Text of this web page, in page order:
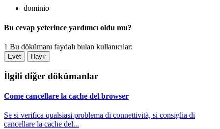
dominio
Bu cevap yeterince yardımcı oldu mu?
1 Bu dökümanı faydalı bulan kullanıcılar:
Evet Hayır
İlgili diğer dökümanlar
Come cancellare la cache del browser
Se si verifica qualsiasi problema di connettività, si consiglia di
cancellare la cache del...